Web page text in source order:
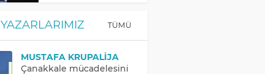
YAZARLARIMIZ TÜMÜ
MUSTAFA KRUPALIJA
Çanakkale mücadelesini